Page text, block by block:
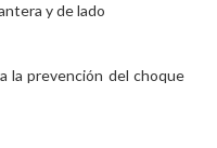
y de lado
la prevención del choque